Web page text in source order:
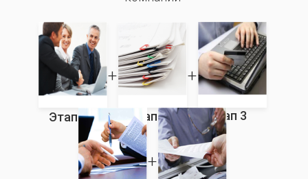
Этап 1 Этап 2 Этап 3